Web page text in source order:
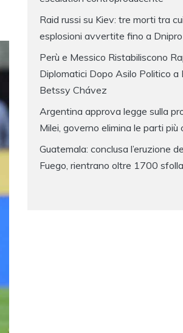
Raid russi su Kiev: tre morti tra
esplosioni avvertite fino a Dnipro
Perù e Messico Ristabiliscono
Diplomatici Dopo Asilo Politico a
Betssy Chávez
Argentina approva legge sulla
Milei, governo elimina le parti
Guatemala: conclusa l’eruzione
Fuego, rientrano oltre 1700